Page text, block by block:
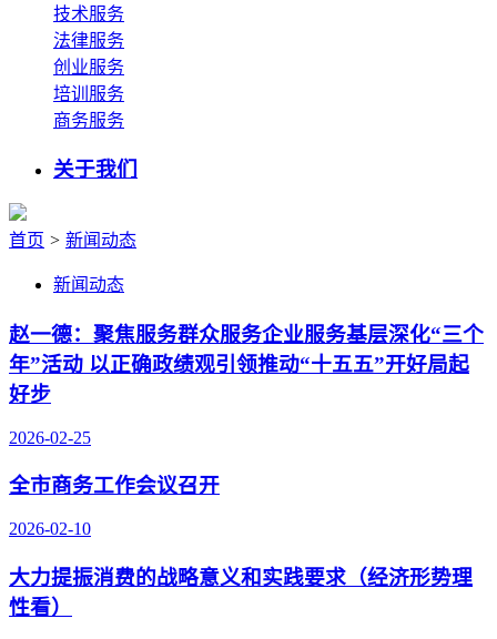
技术服务
法律服务
创业服务
培训服务
商务服务
关于我们
首页 > 新闻动态
新闻动态
赵一德：聚焦服务群众服务企业服务基层深化“三个
年”活动 以正确政绩观引领推动“十五五”开好局起
好步
2026-02-25
全市商务工作会议召开
2026-02-10
大力提振消费的战略意义和实践要求（经济形势理
性看）